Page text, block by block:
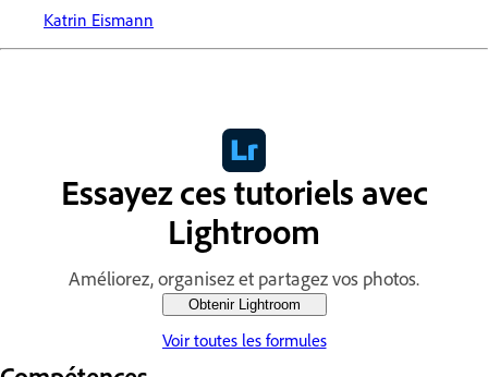
Katrin Eismann
Essayez ces tutoriels avec
Lightroom
Améliorez, organisez et partagez vos photos.
Obtenir Lightroom
Voir toutes les formules